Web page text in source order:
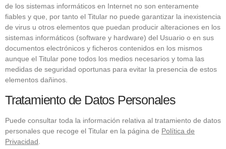
de los sistemas informáticos en Internet no son enteramente
fiables y que, por tanto el Titular no puede garantizar la inexistencia
de virus u otros elementos que puedan producir alteraciones en los
sistemas informáticos (software y hardware) del Usuario o en sus
documentos electrónicos y ficheros contenidos en los mismos
aunque el Titular pone todos los medios necesarios y toma las
medidas de seguridad oportunas para evitar la presencia de estos
elementos dañinos.
Tratamiento de Datos Personales
Puede consultar toda la información relativa al tratamiento de datos
personales que recoge el Titular en la página de Política de
Privacidad.